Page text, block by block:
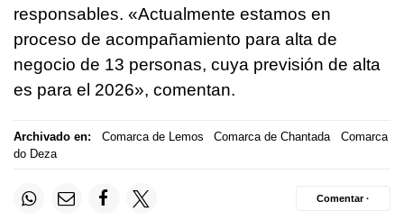
responsables. «Actualmente estamos en
proceso de acompañamiento para alta de
negocio de 13 personas, cuya previsión de alta
es para el 2026», comentan.
Archivado en: Comarca de Lemos Comarca de Chantada
Comarca
do Deza
Comentar ·